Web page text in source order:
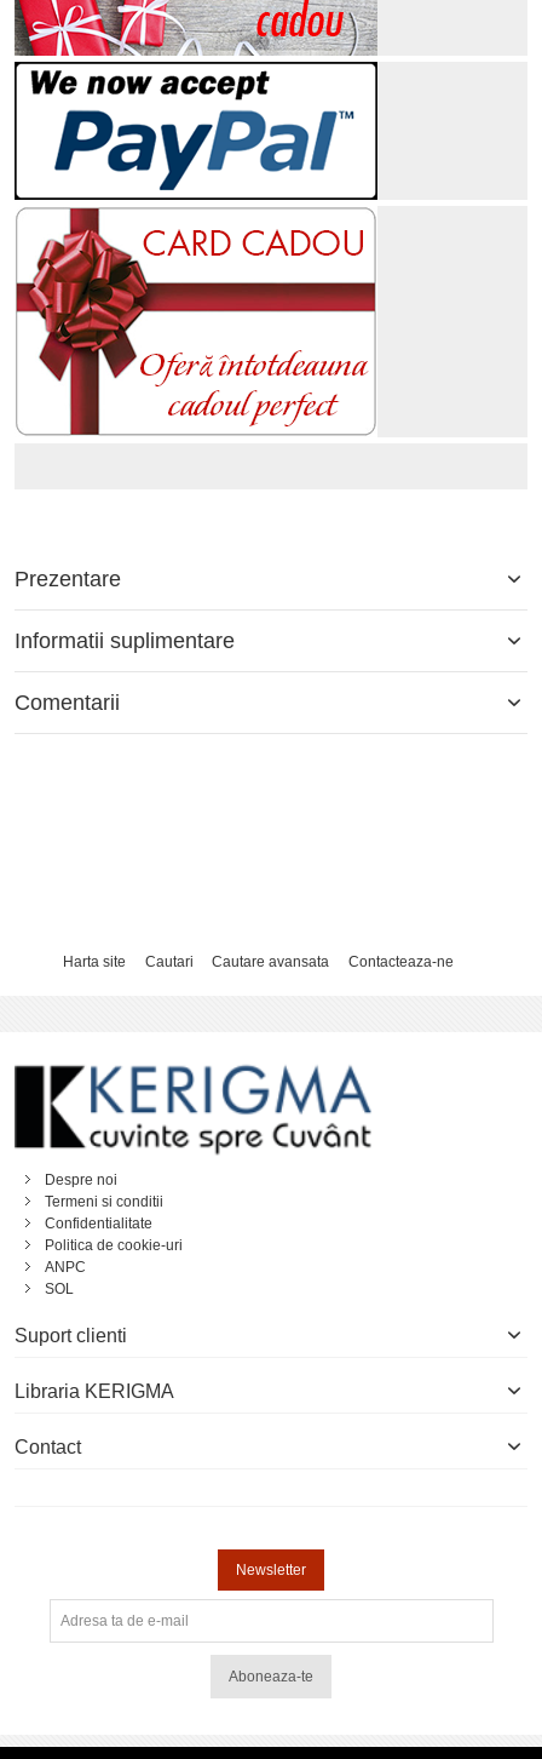
Prezentare
Informatii suplimentare
Comentarii
Harta site Cautari Cautare avansata Contacteaza-ne
Despre noi
Termeni si conditii
Confidentialitate
Politica de cookie-uri
ANPC
SOL
Suport clienti
Libraria KERIGMA
Contact
Newsletter
Aboneaza-te